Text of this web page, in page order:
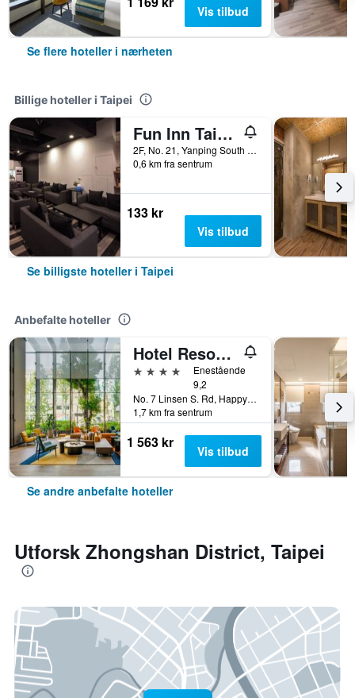
Vis tilbud
Se flere hoteller i nærheten
Billige hoteller i Taipei
Fun Inn Taipei
2F, No. 21, Yanping South Road, Taipei, Taiwan
0,6 km fra sentrum
133 kr
Vis tilbud
Se billigste hoteller i Taipei
Anbefalte hoteller
Hotel Resonance Taipei, Tapestry Collection by Hilton
4 stjerner
Enestående
9,2
No. 7 Linsen S. Rd, Happy Village, Taipei, Taiwan
1,7 km fra sentrum
1 563 kr Vis tilbud
Se andre anbefalte hoteller
Utforsk Zhongshan District, Taipei